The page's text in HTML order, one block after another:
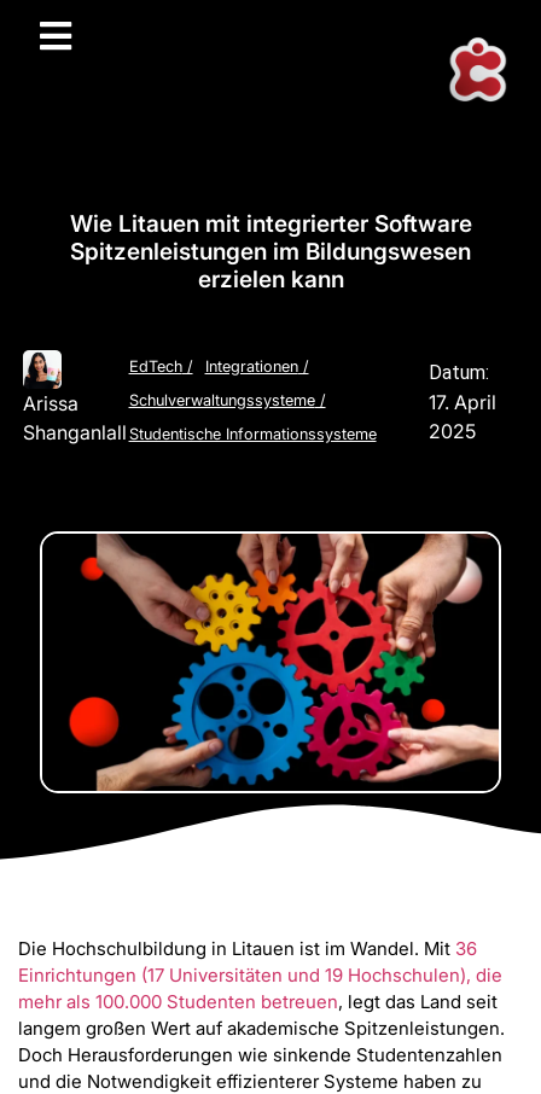
Wie Litauen mit integrierter Software
Spitzenleistungen im Bildungswesen
erzielen kann
Arissa
Shanganlall
EdTech/ Integrationen/
Schulverwaltungssysteme/
Studentische Informationssysteme
Datum:
17. April
2025
Die Hochschulbildung in Litauen ist im Wandel. Mit 36
Einrichtungen (17 Universitäten und 19 Hochschulen), die
mehr als 100.000 Studenten betreuen, legt das Land seit
langem großen Wert auf akademische Spitzenleistungen.
Doch Herausforderungen wie sinkende Studentenzahlen
und die Notwendigkeit effizienterer Systeme haben zu